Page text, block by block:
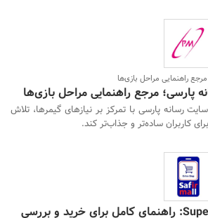
راهنمایی مراحل بازی‌ها
پارسی؛ مرجع راهنمایی مراحل بازی‌ها
سایت رسانه پارسی با تمرکز بر نیازهای گیمرها، تلاش
کاربران ساده‌تر و جذاب‌تر کند.
قیمت کتاب Super Minds: راهنمای کامل برای خرید و بررسی